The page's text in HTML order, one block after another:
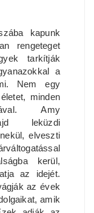
kapunk
rengeteget
tarkítják
a
Nem egy
minden
Amy
leküzdi
elveszti
kerül,
az idejét.
az évek
amik